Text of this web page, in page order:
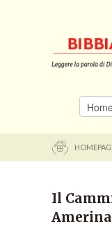
Il